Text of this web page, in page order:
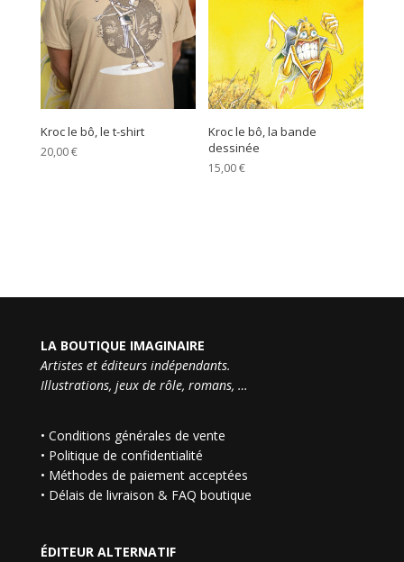
Kroc le bô, le t-shirt
20,00€
Kroc le bô, la bande
dessinée
15,00€
LA BOUTIQUE IMAGINAIRE
Artistes et éditeurs indépendants.
Illustrations, jeux de rôle, romans, …
• Conditions générales de vente
• Politique de confidentialité
• Méthodes de paiement acceptées
• Délais de livraison & FAQ boutique
ÉDITEUR ALTERNATIF